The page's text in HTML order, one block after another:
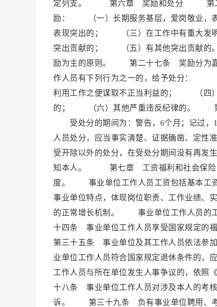
定列支。 第六章 奖励和处分 第二十
励： （一）长期服务基层，爱岗敬业，
表现突出的； （三）在工作中有重大发
突出贡献的； （五）有其他突出贡献的
励为主的原则。 第二十七条 奖励分为
作人员有下列行为之一的，给予处分：
利用工作之便谋取不正当利益的； （四
的； （六）其他严重违反纪律的。 第二
受处分的期间为：警告，6个月；记过
人员处分，应当事实清楚、证据确凿、定
受开除以外的处分，在受处分期间没有再发
知本人。 第七章 工资福利和社会保险
度。 事业单位工作人员工资包括基本工
事业单位特点，体现岗位职责、工作业绩
的正常增长机制。 事业单位工作人员的
十四条 事业单位工作人员享受国家规定
第三十五条 事业单位及其工作人员依法
业单位工作人员符合国家规定退休条
工作人员与所在单位发生人事争议的，依
十八条 事业单位工作人员对涉及本人的考
诉。 第三十九条 负有事业单位聘用、考